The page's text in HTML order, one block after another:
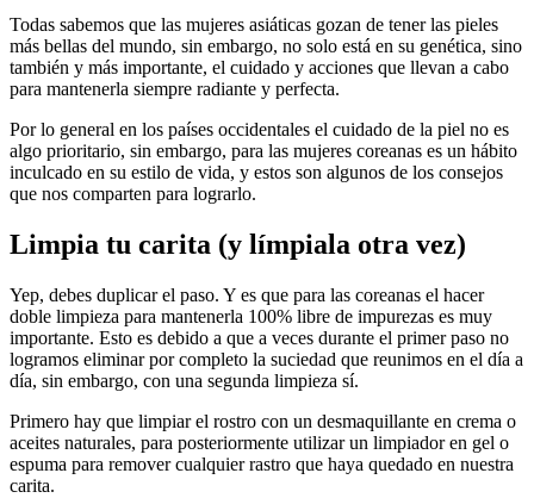
Todas sabemos que las mujeres asiáticas gozan de tener las pieles
más bellas del mundo, sin embargo, no solo está en su genética, sino
también y más importante, el cuidado y acciones que llevan a cabo
para mantenerla siempre radiante y perfecta.
Por lo general en los países occidentales el cuidado de la piel no es
algo prioritario, sin embargo, para las mujeres coreanas es un hábito
inculcado en su estilo de vida, y estos son algunos de los consejos
que nos comparten para lograrlo.
Limpia tu carita (y límpiala otra vez)
Yep, debes duplicar el paso. Y es que para las coreanas el hacer
doble limpieza para mantenerla 100% libre de impurezas es muy
importante. Esto es debido a que a veces durante el primer paso no
logramos eliminar por completo la suciedad que reunimos en el día a
día, sin embargo, con una segunda limpieza sí.
Primero hay que limpiar el rostro con un desmaquillante en crema o
aceites naturales, para posteriormente utilizar un limpiador en gel o
espuma para remover cualquier rastro que haya quedado en nuestra
carita.